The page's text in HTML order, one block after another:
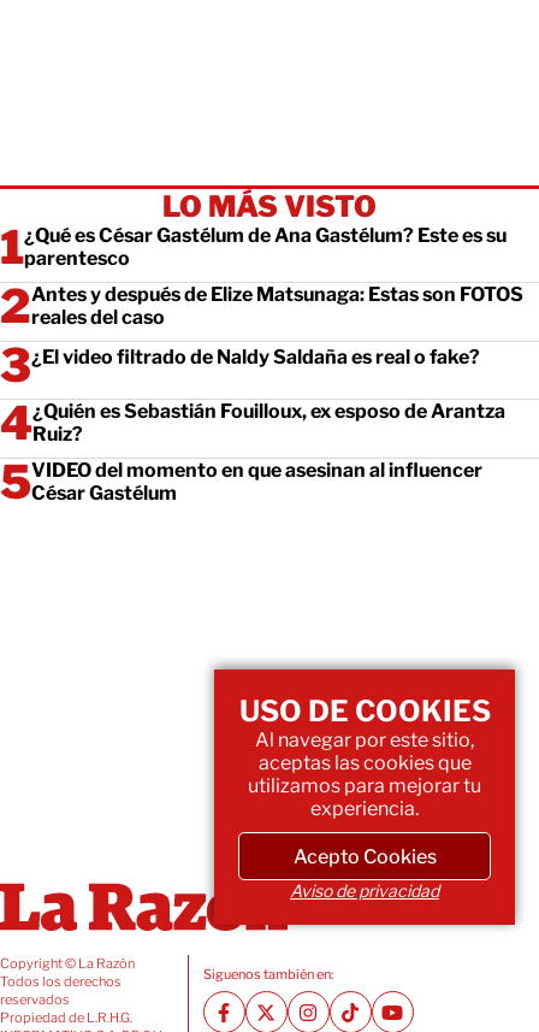
LO MÁS VISTO
¿Qué es César Gastélum de Ana Gastélum? Este es su
parentesco
Antes y después de Elize Matsunaga: Estas son FOTOS
reales del caso
¿El video filtrado de Naldy Saldaña es real o fake?
¿Quién es Sebastián Fouilloux, ex esposo de Arantza
Ruiz?
VIDEO del momento en que asesinan al influencer
César Gastélum
Copyright © La Razón
Todos los derechos
reservados
Propiedad de L.R.H.G.
Siguenos también en:
USO DE COOKIES
Al navegar por este sitio,
aceptas las cookies que
utilizamos para mejorar tu
experiencia.
Acepto Cookies
Aviso de privacidad